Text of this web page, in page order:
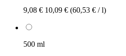
9,08 € 10,09 € (60,53 € / l)
500 ml